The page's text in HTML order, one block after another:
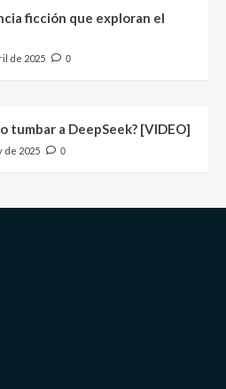
ficción que exploran el
de 2025 0
tumbar a DeepSeek? [VIDEO]
de 2025 0